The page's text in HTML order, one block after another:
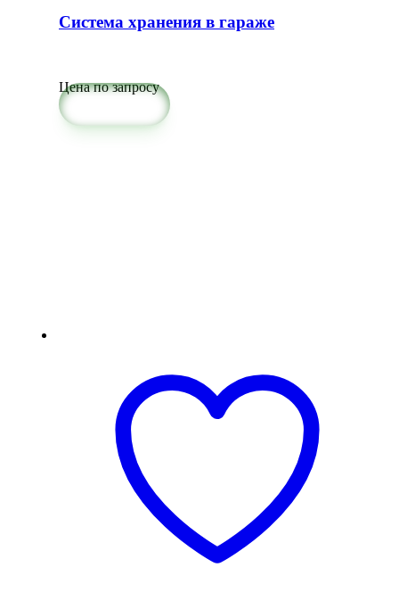
Система хранения в гараже
Цена по запросу